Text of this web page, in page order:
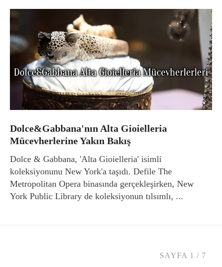
Dolce&Gabbana'nın Alta Gioielleria
Mücevherlerine Yakın Bakış
Dolce & Gabbana, 'Alta Gioielleria' isimli
koleksiyonunu New York'a taşıdı. Defile The
Metropolitan Opera binasında gerçekleşirken, New
York Public Library de koleksiyonun tılsımlı, ...
SAYFA 1 / 7